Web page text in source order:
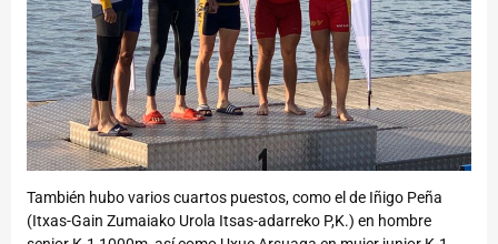
También hubo varios cuartos puestos, como el de Iñigo Peña
(Itxas-Gain Zumaiako Urola Itsas-adarreko P,K.) en hombre